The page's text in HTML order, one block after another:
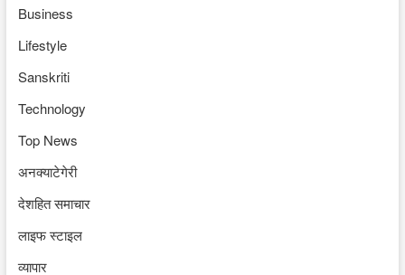
Business
Lifestyle
Sanskriti
Technology
Top News
अनक्याटेगेरी
देशहित समाचार
लाइफ स्टाइल
व्यापार